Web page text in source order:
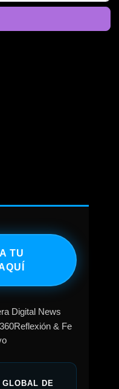
TU
Digital News
Reflexión & Fe
GLOBAL DE